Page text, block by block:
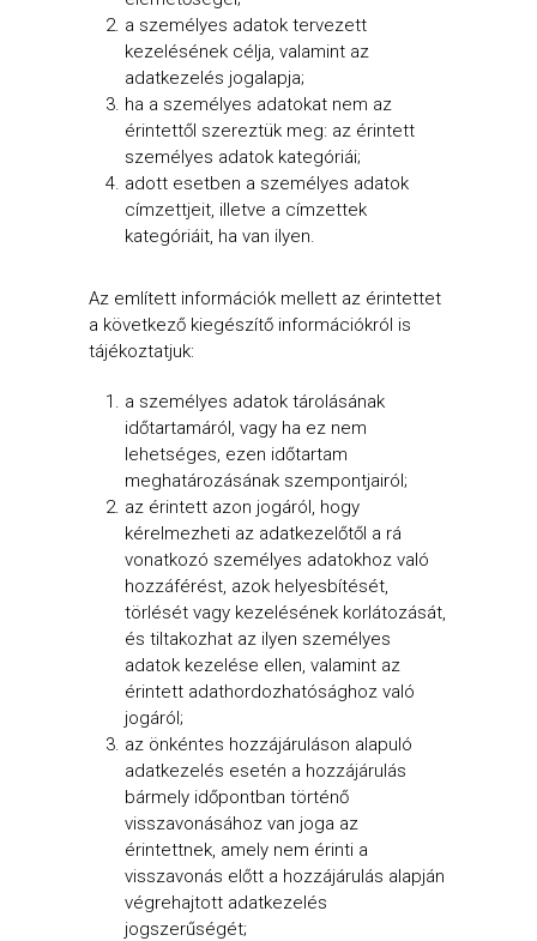
a személyes adatok tervezett
kezelésének célja, valamint az
adatkezelés jogalapja;
ha a személyes adatokat nem az
érintettől szereztük meg: az érintett
személyes adatok kategóriái;
adott esetben a személyes adatok
címzettjeit, illetve a címzettek
kategóriáit, ha van ilyen.
Az említett információk mellett az érintettet
a következő kiegészítő információkról is
tájékoztatjuk:
a személyes adatok tárolásának
időtartamáról, vagy ha ez nem
lehetséges, ezen időtartam
meghatározásának szempontjairól;
az érintett azon jogáról, hogy
kérelmezheti az adatkezelőtől a rá
vonatkozó személyes adatokhoz való
hozzáférést, azok helyesbítését,
törlését vagy kezelésének korlátozását,
és tiltakozhat az ilyen személyes
adatok kezelése ellen, valamint az
érintett adathordozhatósághoz való
jogáról;
az önkéntes hozzájáruláson alapuló
adatkezelés esetén a hozzájárulás
bármely időpontban történő
visszavonásához van joga az
érintettnek, amely nem érinti a
visszavonás előtt a hozzájárulás alapján
végrehajtott adatkezelés
jogszerűségét;